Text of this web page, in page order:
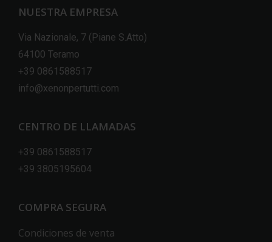
NUESTRA EMPRESA
Via Nazionale, 7 (Piane S.Atto)
64100 Teramo
+39 0861588517
info@xenonpertutti.com
CENTRO DE LLAMADAS
+39 0861588517
+39 3805195604
COMPRA SEGURA
Condiciones de venta